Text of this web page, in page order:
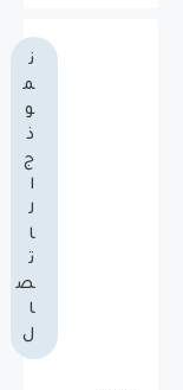
ن
م
و
ذ
ج
ا
ل
ا
ت
ص
ا
ل